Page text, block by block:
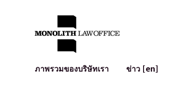
ภาพรวมของบริษัทเรา
ข่าว [en]